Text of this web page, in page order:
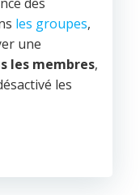
les groupes,
une
les membres,
les